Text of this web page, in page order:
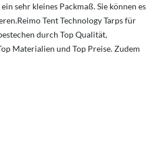
sehr kleines Packmaß. Sie können es
Tent Technology Tarps für
durch Top Qualität,
Materialien und Top Preise. Zudem